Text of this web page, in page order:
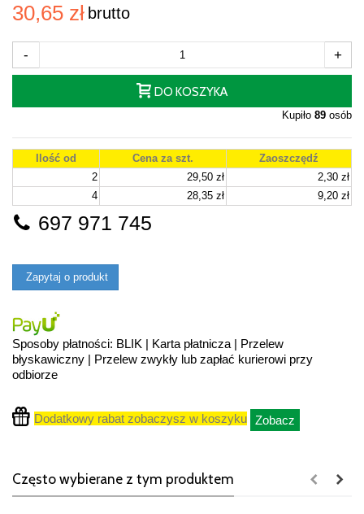
30,65 zł brutto
- +
DO KOSZYKA
Kupiło 89 osób
Ilość od Cena za szt.
Zaoszczędź
2
29,50 zł
2,30 zł
4
28,35 zł 9,20 zł
697 971 745
Zapytaj o produkt
Sposoby płatności: BLIK | Karta płatnicza | Przelew
błyskawiczny | Przelew zwykły lub zapłać kurierowi przy
odbiorze
Dodatkowy rabat zobaczysz w koszyku Zobacz
Często wybierane z tym produktem